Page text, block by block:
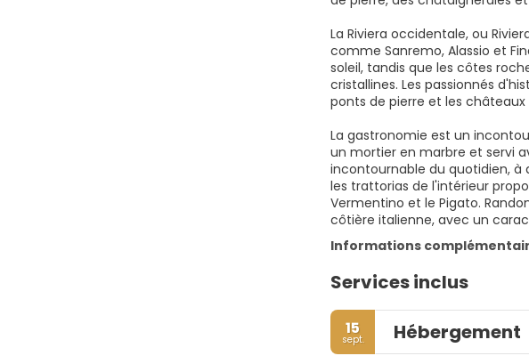
La Riviera occidentale, ou
comme Sanremo, Alassio et
soleil, tandis que les côtes
cristallines. Les passionnés
ponts de pierre et les
La gastronomie est un
un mortier en marbre et servi
incontournable du quotidien, à
les trattorias de l'intérieur
Vermentino et le Pigato.
côtière italienne, avec un
Informations
Services inclus
15
sept. Hébergement